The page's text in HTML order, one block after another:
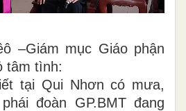
–Giám mục Giáo phận
tâm tình:
tại Qui Nhơn có mưa,
đoàn GP.BMT đang